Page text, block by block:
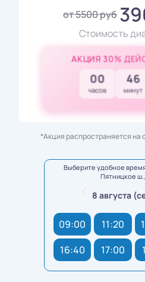
от 5500 руб
Стоимость
АКЦИЯ 30%
00
часов
46
минут
*Акция распространяется на
Выберите удобное
Пятницкое ш.,
8 августа
09:00 11:20
16:40
17:00